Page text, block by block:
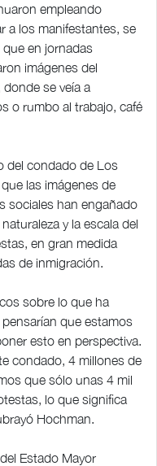
empleando
a los manifestantes, se
en jornadas
imágenes del
se veía a
o rumbo al trabajo, café
del condado de Los
las imágenes de
sociales han engañado
y la escala del
en gran medida
de inmigración.
sobre lo que ha
que estamos
esto en perspectiva.
condado, 4 millones de
que sólo unas 4 mil
lo que significa
Hochman.
Estado Mayor